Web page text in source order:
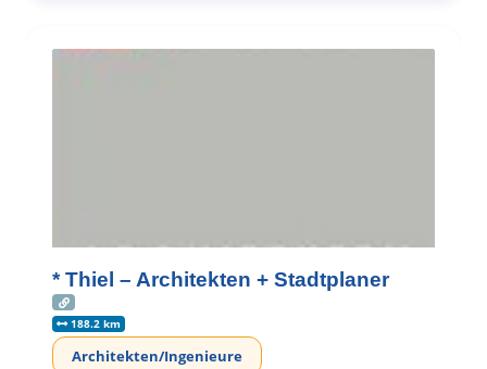
* Thiel – Architekten + Stadtplaner
188.2 km
Architekten/Ingenieure